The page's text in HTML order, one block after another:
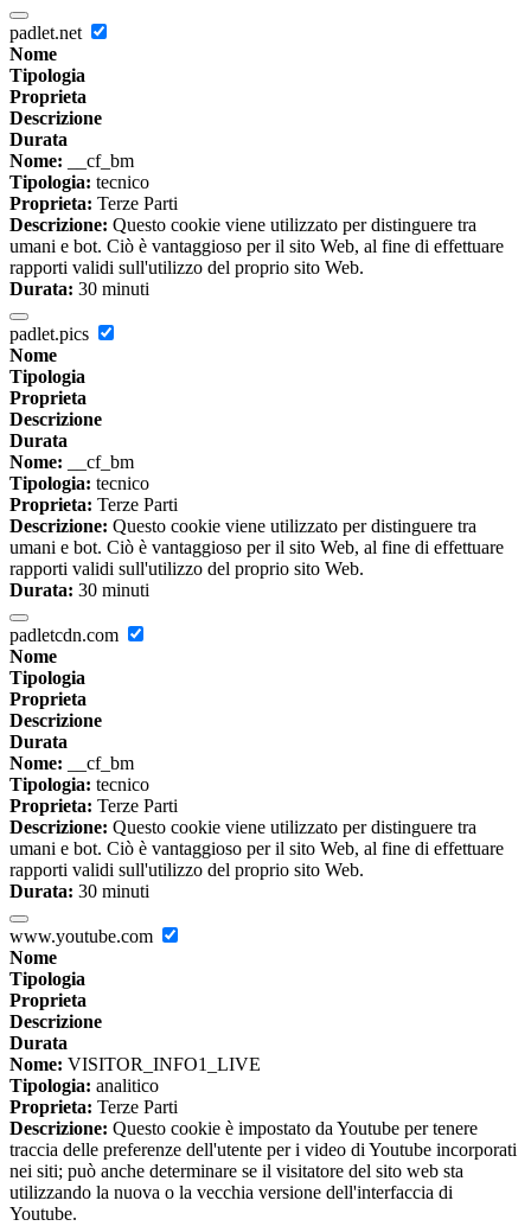
padlet.net
Nome
Tipologia
Proprieta
Descrizione
Durata
Nome: __cf_bm
Tipologia: tecnico
Proprieta: Terze Parti
Descrizione: Questo cookie viene utilizzato per distinguere tra
umani e bot. Ciò è vantaggioso per il sito Web, al fine di effettuare
rapporti validi sull'utilizzo del proprio sito Web.
Durata: 30 minuti
padlet.pics
Nome
Tipologia
Proprieta
Descrizione
Durata
Nome: __cf_bm
Tipologia: tecnico
Proprieta: Terze Parti
Descrizione: Questo cookie viene utilizzato per distinguere tra
umani e bot. Ciò è vantaggioso per il sito Web, al fine di effettuare
rapporti validi sull'utilizzo del proprio sito Web.
Durata: 30 minuti
padletcdn.com
Nome
Tipologia
Proprieta
Descrizione
Durata
Nome: __cf_bm
Tipologia: tecnico
Proprieta: Terze Parti
Descrizione: Questo cookie viene utilizzato per distinguere tra
umani e bot. Ciò è vantaggioso per il sito Web, al fine di effettuare
rapporti validi sull'utilizzo del proprio sito Web.
Durata: 30 minuti
www.youtube.com
Nome
Tipologia
Proprieta
Descrizione
Durata
Nome: VISITOR_INFO1_LIVE
Tipologia: analitico
Proprieta: Terze Parti
Descrizione: Questo cookie è impostato da Youtube per tenere
traccia delle preferenze dell'utente per i video di Youtube incorporati
nei siti; può anche determinare se il visitatore del sito web sta
utilizzando la nuova o la vecchia versione dell'interfaccia di
Youtube.